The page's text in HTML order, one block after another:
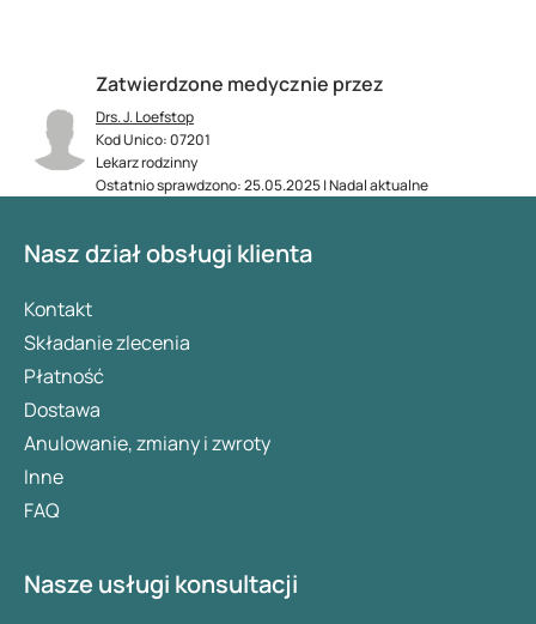
Zatwierdzone medycznie przez
Drs. J. Loefstop
Kod Unico: 07201
Lekarz rodzinny
Ostatnio sprawdzono: 25.05.2025 | Nadal aktualne
Nasz dział obsługi klienta
Kontakt
Składanie zlecenia
Płatność
Dostawa
Anulowanie, zmiany i zwroty
Inne
FAQ
Nasze usługi konsultacji